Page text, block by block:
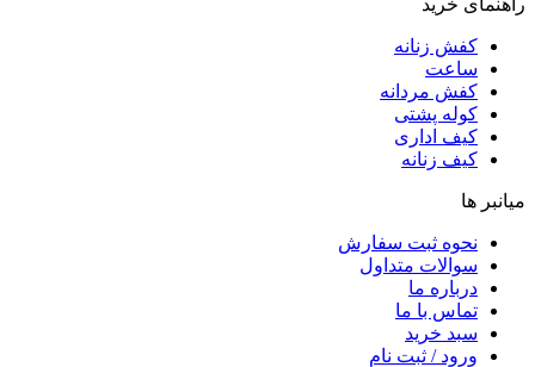
کفش زنانه
ساعت
کفش مردانه
کوله پشتی
کیف اداری
کیف زنانه
میانبر ها
نحوه ثبت سفارش
سوالات متداول
درباره ما
تماس با ما
سبد خرید
ورود / ثبت نام